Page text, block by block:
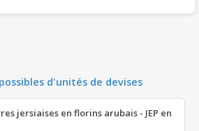
d'unités de devises
jersiaises en florins arubais - JEP en